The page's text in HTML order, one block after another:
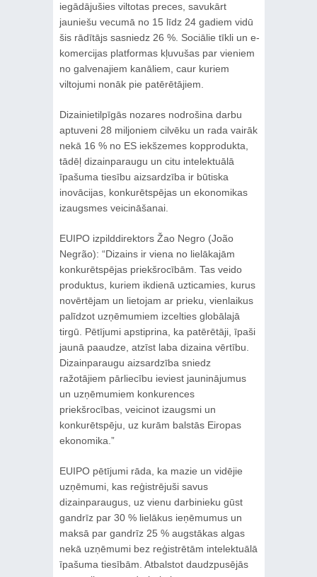
iegādājušies viltotas preces, savukārt
jauniešu vecumā no 15 līdz 24 gadiem vidū
šis rādītājs sasniedz 26 %. Sociālie tīkli un e-
komercijas platformas kļuvušas par vieniem
no galvenajiem kanāliem, caur kuriem
viltojumi nonāk pie patērētājiem.
Dizainietilpīgās nozares nodrošina darbu
aptuveni 28 miljoniem cilvēku un rada vairāk
nekā 16 % no ES iekšzemes kopprodukta,
tādēļ dizainparaugu un citu intelektuālā
īpašuma tiesību aizsardzība ir būtiska
inovācijas, konkurētspējas un ekonomikas
izaugsmes veicināšanai.
EUIPO izpilddirektors Žao Negro (João
Negrão): “Dizains ir viena no lielākajām
konkurētspējas priekšrocībām. Tas veido
produktus, kuriem ikdienā uzticamies, kurus
novērtējam un lietojam ar prieku, vienlaikus
palīdzot uzņēmumiem izcelties globālajā
tirgū. Pētījumi apstiprina, ka patērētāji, īpaši
jaunā paaudze, atzīst laba dizaina vērtību.
Dizainparaugu aizsardzība sniedz
ražotājiem pārliecību ieviest jauninājumus
un uzņēmumiem konkurences
priekšrocības, veicinot izaugsmi un
konkurētspēju, uz kurām balstās Eiropas
ekonomika.”
EUIPO pētījumi rāda, ka mazie un vidējie
uzņēmumi, kas reģistrējuši savus
dizainparaugus, uz vienu darbinieku gūst
gandrīz par 30 % lielākus ieņēmumus un
maksā par gandrīz 25 % augstākas algas
nekā uzņēmumi bez reģistrētām intelektuālā
īpašuma tiesībām. Atbalstot daudzpusējās